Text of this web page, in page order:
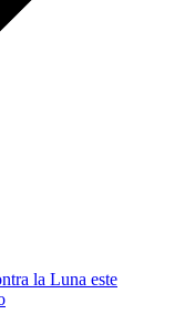
la Luna este